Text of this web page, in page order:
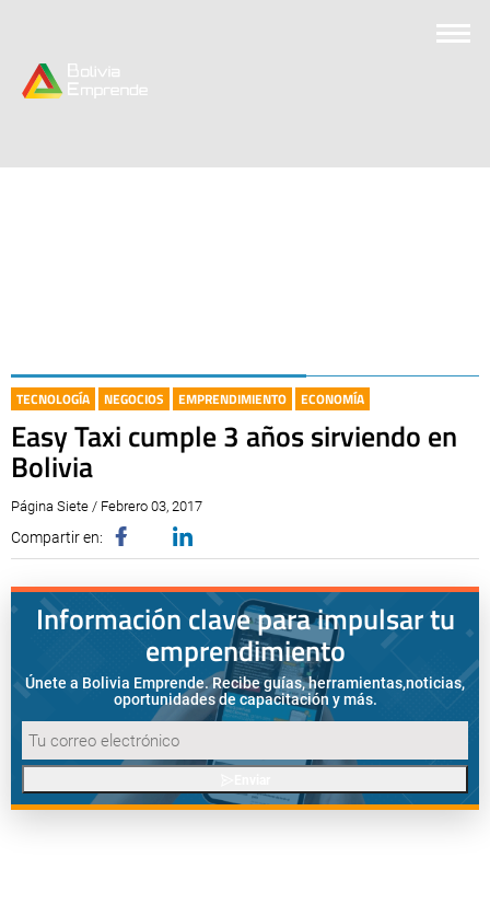
TECNOLOGÍA NEGOCIOS EMPRENDIMIENTO ECONOMÍA
Easy Taxi cumple 3 años sirviendo en
Bolivia
Página Siete / Febrero 03, 2017
Compartir en:
Información clave para impulsar tu
emprendimiento
Únete a Bolivia Emprende. Recibe guías, herramientas,noticias,
oportunidades de capacitación y más.